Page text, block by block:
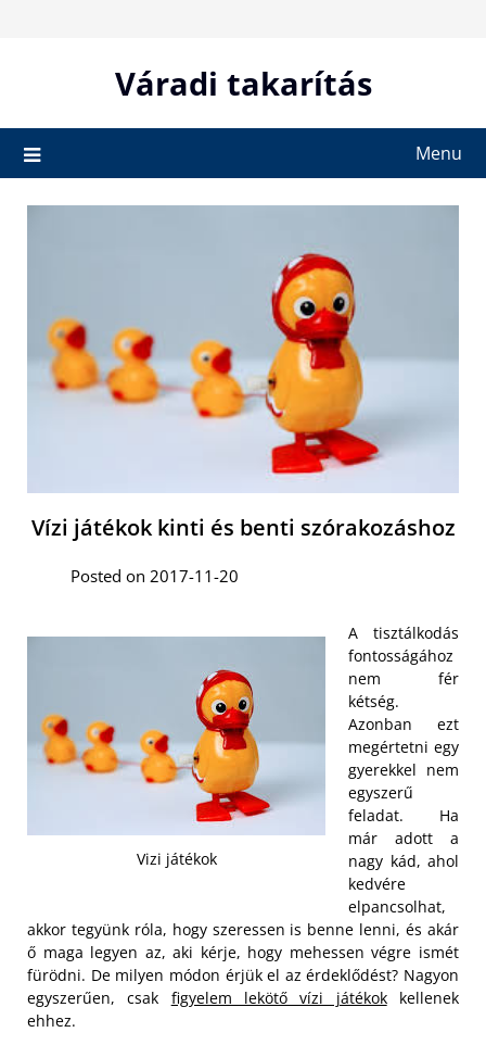
Váradi takarítás
Menu
Vízi játékok kinti és benti szórakozáshoz
Posted on 2017-11-20
Vizi játékok
A tisztálkodás
fontosságához
nem fér
kétség.
Azonban ezt
megértetni egy
gyerekkel nem
egyszerű
feladat. Ha
már adott a
nagy kád, ahol
kedvére
elpancsolhat,
akkor tegyünk róla, hogy szeressen is benne lenni, és akár
ő maga legyen az, aki kérje, hogy mehessen végre ismét
fürödni. De milyen módon érjük el az érdeklődést? Nagyon
egyszerűen, csak figyelem lekötő vízi játékokkellenek
ehhez.